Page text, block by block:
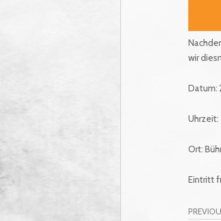
wir
Datum:
Uhrzeit:
Ort:
Eintritt